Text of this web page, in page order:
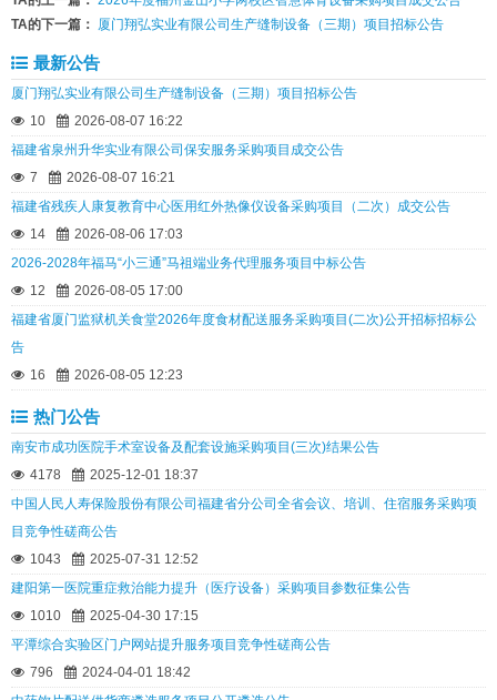
TA的下一篇： 厦门翔弘实业有限公司生产缝制设备（三期）项目招标公告
最新公告
厦门翔弘实业有限公司生产缝制设备（三期）项目招标公告
10
2026-08-07 16:22
福建省泉州升华实业有限公司保安服务采购项目成交公告
7
2026-08-07 16:21
福建省残疾人康复教育中心医用红外热像仪设备采购项目（二次）成交公告
14
2026-08-06 17:03
2026-2028年福马“小三通”马祖端业务代理服务项目中标公告
12
2026-08-05 17:00
福建省厦门监狱机关食堂2026年度食材配送服务采购项目(二次)公开招标招标公
告
16
2026-08-05 12:23
热门公告
南安市成功医院手术室设备及配套设施采购项目(三次)结果公告
4178
2025-12-01 18:37
中国人民人寿保险股份有限公司福建省分公司全省会议、培训、住宿服务采购项
目竞争性磋商公告
1043
2025-07-31 12:52
建阳第一医院重症救治能力提升（医疗设备）采购项目参数征集公告
1010
2025-04-30 17:15
平潭综合实验区门户网站提升服务项目竞争性磋商公告
796
2024-04-01 18:42